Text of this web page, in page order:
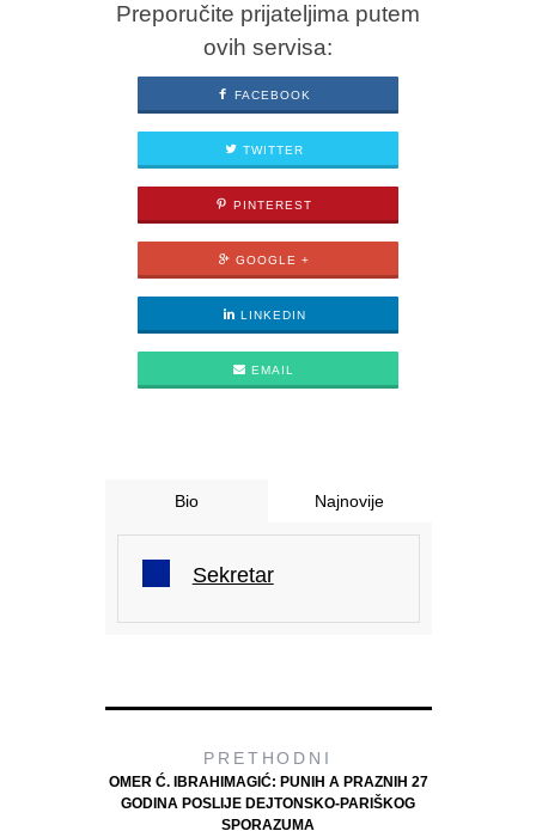
Preporučite prijateljima putem
ovih servisa:
FACEBOOK
TWITTER
PINTEREST
GOOGLE +
LINKEDIN
EMAIL
Bio Najnovije
Sekretar
PRETHODNI
OMER Ć. IBRAHIMAGIĆ: PUNIH A PRAZNIH 27
GODINA POSLIJE DEJTONSKO-PARIŠKOG
SPORAZUMA